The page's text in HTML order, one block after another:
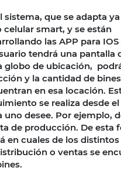
sistema, que se adapta
celular smart, y se están
las APP para
tendrá una pantalla
globo de ubicación,
y la cantidad de
en esa locación.
se realiza desde
uno desee. Por ejemplo,
de producción. De esta
en cuales de los
o ventas se